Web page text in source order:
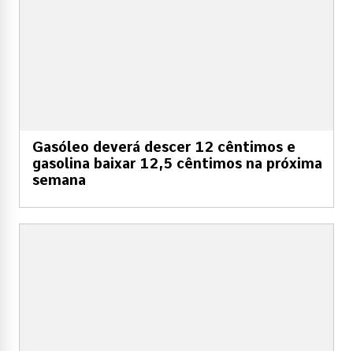
Gasóleo deverá descer 12 cêntimos e
gasolina baixar 12,5 cêntimos na próxima
semana